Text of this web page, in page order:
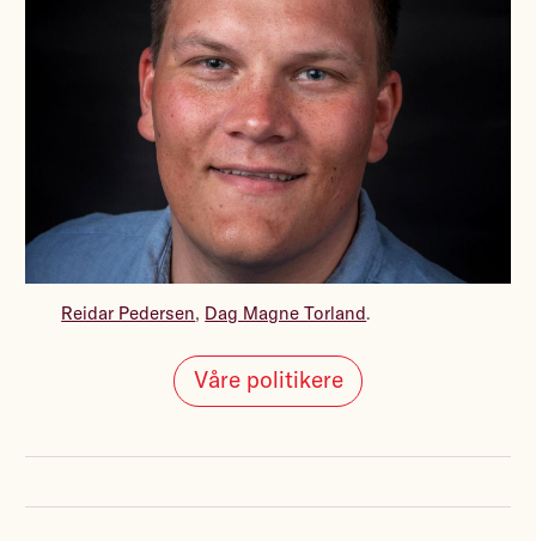
Reidar Pedersen, Dag Magne Torland.
Våre politikere